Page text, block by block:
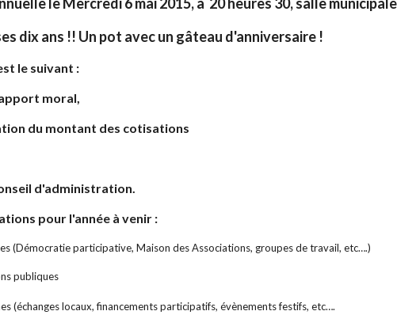
dix ans !! Un pot avec un gâteau d'anniversaire !
le suivant :
moral,
du montant des cotisations
d'administration.
pour l'année à venir :
(Démocratie participative, Maison des Associations, groupes de travail, etc….)
publiques
(échanges locaux, financements participatifs, évènements festifs, etc….